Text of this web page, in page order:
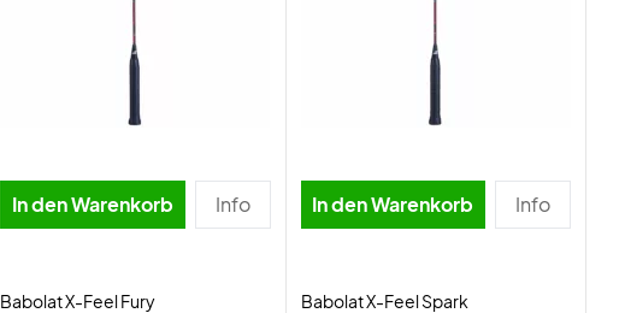
In den Warenkorb Info
Babolat X-Feel Fury
In den Warenkorb Info
Babolat X-Feel Spark